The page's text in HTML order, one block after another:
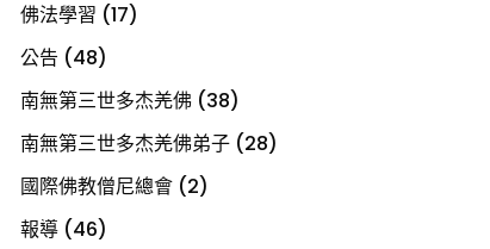
佛法學習 (17)
公告 (48)
南無第三世多杰羌佛 (38)
南無第三世多杰羌佛弟子 (28)
國際佛教僧尼總會 (2)
報導 (46)